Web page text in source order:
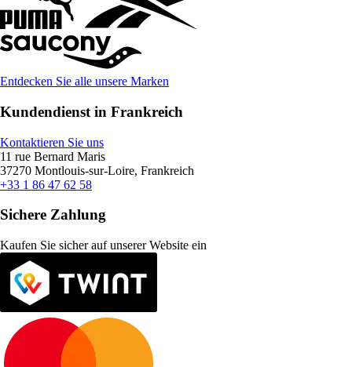
Entdecken Sie alle unsere Marken
Kundendienst in Frankreich
Kontaktieren Sie uns
11 rue Bernard Maris
37270 Montlouis-sur-Loire, Frankreich
+33 1 86 47 62 58
Sichere Zahlung
Kaufen Sie sicher auf unserer Website ein